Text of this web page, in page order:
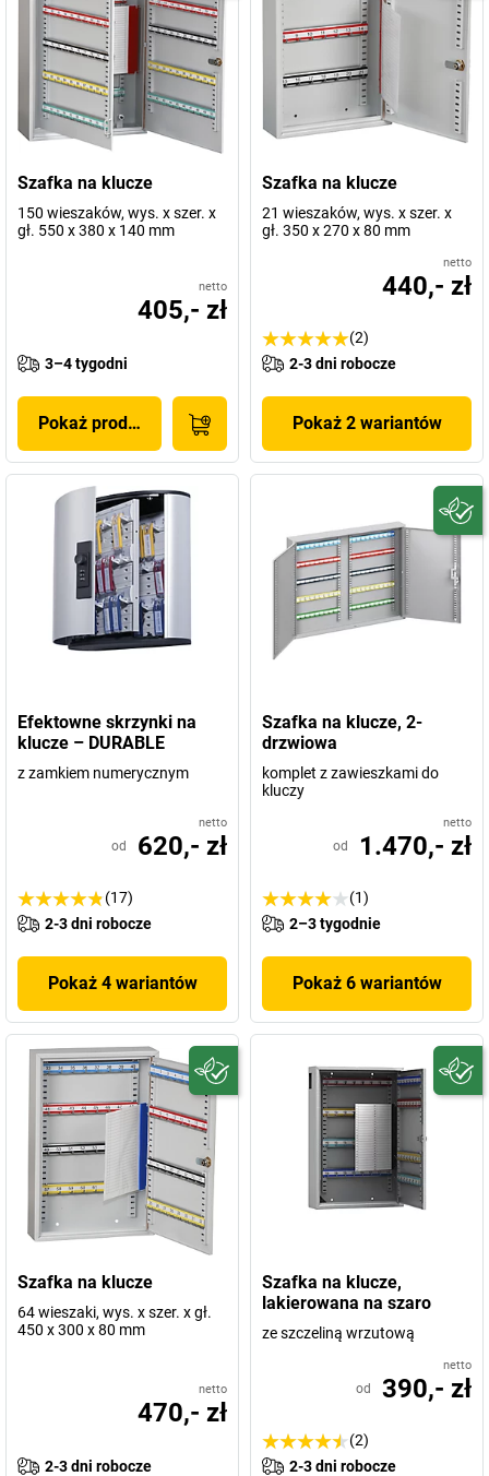
Szafka na klucze
150 wieszaków, wys. x szer. x
gł. 550 x 380 x 140 mm
netto
405,- zł
3–4 tygodni
Pokaż produkt
Szafka na klucze
21 wieszaków, wys. x szer. x
gł. 350 x 270 x 80 mm
netto
440,- zł
(2)
2-3 dni robocze
Pokaż 2 wariantów
Efektowne skrzynki na
klucze – DURABLE
z zamkiem numerycznym
netto
od 620,- zł
(17)
2-3 dni robocze
Pokaż 4 wariantów
Szafka na klucze, 2-
drzwiowa
komplet z zawieszkami do
kluczy
netto
od 1.470,- zł
(1)
2–3 tygodnie
Pokaż 6 wariantów
Szafka na klucze
64 wieszaki, wys. x szer. x gł.
450 x 300 x 80 mm
netto
470,- zł
2-3 dni robocze
Szafka na klucze,
lakierowana na szaro
ze szczeliną wrzutową
netto
od 390,- zł
(2)
2-3 dni robocze